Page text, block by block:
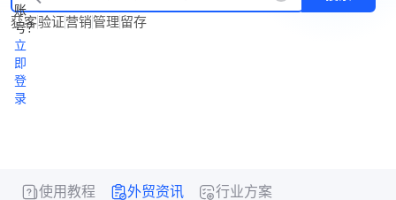
能
品
价
格
资
源
中
心
册
账
号？
立
即
登
录
获客验证营销管理留存
使用教程 外贸资讯 行业方案